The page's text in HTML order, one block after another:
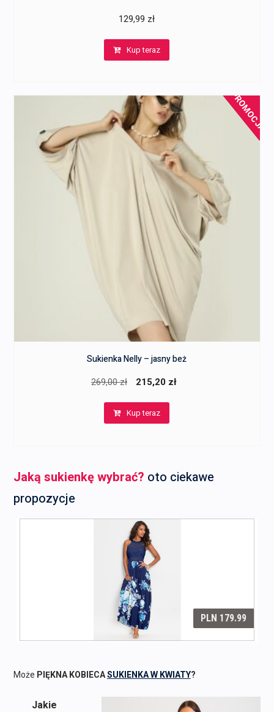
129,99 zł
Kup teraz
PROMOCJA!
Sukienka Nelly – jasny beż
269,00zł
Pierwotna
wynosiła:
215,20 zł
Kup teraz
Jaką sukienkę wybrać? oto ciekawe
propozycje
Może PIĘKNA KOBIECASUKIENKA W KWIATY?
Jakie